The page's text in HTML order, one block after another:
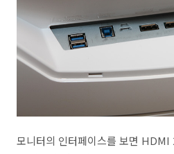
모니터의 인터페이스를 보면